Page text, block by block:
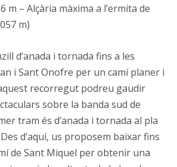
m – Alçària màxima a l’ermita de
m)
d’anada i tornada fins a les
i Sant Onofre per un camí planer i
aquest recorregut podreu gaudir
sobre la banda sud de
tram és d’anada i tornada al pla
d’aquí, us proposem baixar fins
de Sant Miquel per obtenir una